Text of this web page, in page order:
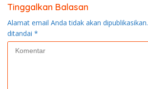
Tinggalkan Balasan
Alamat email Anda tidak akan dipublikasikan.
ditandai *